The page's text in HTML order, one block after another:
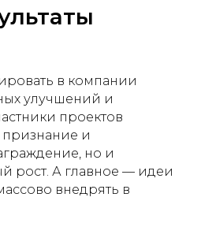
в компании
улучшений и
проектов
признание и
но и
рост. А главное — идеи
внедрять в